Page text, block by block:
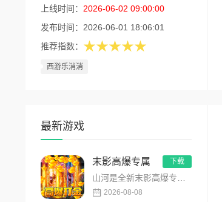
上线时间： 2026-06-02 09:00:00
发布时间： 2026-06-01 18:06:01
推荐指数： ★★★★★
西游乐消消
最新游戏
末影高爆专属
山河是全新末影高爆专属超变传奇手游，主打高爆打怪、海量专属装备、多地图自由探索！上线即领开局豪礼，怪物好打、...
2026-08-08
下载